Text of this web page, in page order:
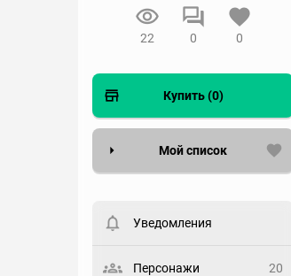
22 0 0
Купить (0)
Мой список
пользователи. Хотите
Статус
Уведомления
Персонажи 20